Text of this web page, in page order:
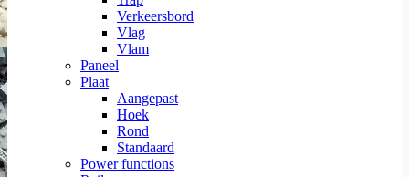
Verkeersbord
Vlag
Vlam
Paneel
Plaat
Aangepast
Hoek
Rond
Standaard
Power functions